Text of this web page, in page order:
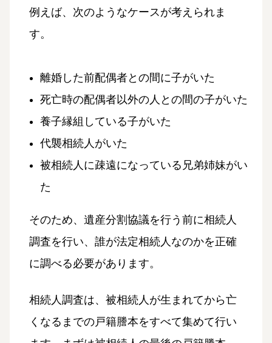
例えば、次のようなケースが考えられま
す。
離婚した前配偶者との間に子がいた
死亡時の配偶者以外の人との間の子がいた
養子縁組している子がいた
代襲相続人がいた
被相続人に疎遠になっている兄弟姉妹がい
た
そのため、遺産分割協議を行う前に相続人
調査を行い、誰が法定相続人なのかを正確
に調べる必要があります。
相続人調査は、被相続人が生まれてから亡
くなるまでの戸籍謄本をすべて集めて行い